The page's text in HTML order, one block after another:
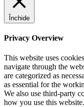
Închide
Privacy Overview
This website uses
navigate through the
are categorized as
as essential for the
We also use third-party
how you use this